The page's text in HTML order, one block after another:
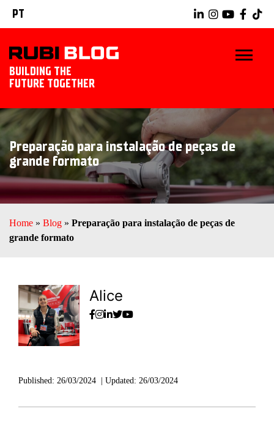
PT
BUILDING THE
FUTURE TOGETHER
INÍCIO
DICAS E TRUQUES
IDÉIAS TILING
EXPLORAR RUBI
Preparação para instalação de peças de
grande formato
Home » Blog » Preparação para instalação de peças de
grande formato
Alice
Published: 26/03/2024 Updated: 26/03/2024